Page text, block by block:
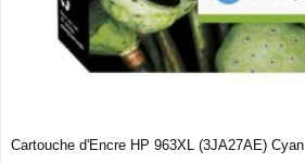
Cartouche d'Encre HP 963XL (3JA27AE) Cyan